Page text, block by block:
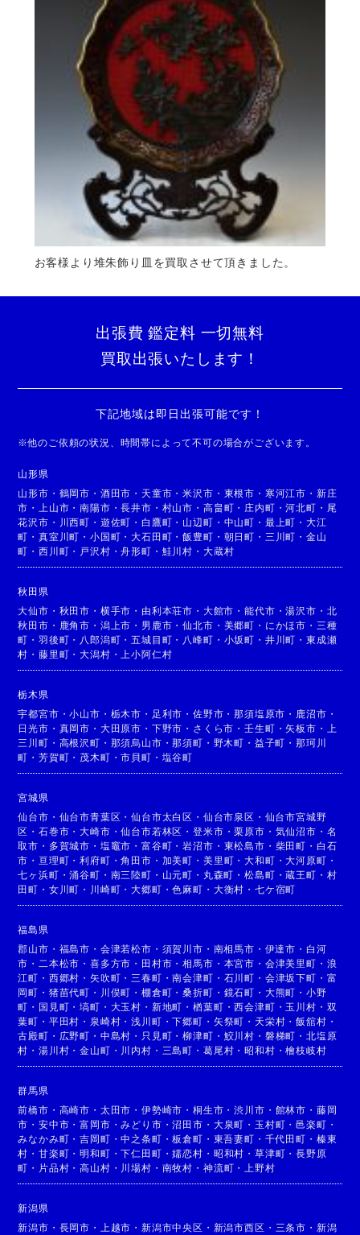
お客様より堆朱飾り皿を買取させて頂きました。
出張費 鑑定料 一切無料
買取出張いたします！
下記地域は即日出張可能です！
※他のご依頼の状況、時間帯によって不可の場合がございます。
山形県
山形市 ・ 鶴岡市 ・ 酒田市 ・ 天童市 ・米沢市 ・ 東根市 ・ 寒河江市 ・ 新庄
市 ・ 上山市 ・南陽市 ・長井市 ・ 村山市 ・ 高畠町 ・ 庄内町 ・河北町 ・ 尾
花沢市 ・ 川西町 ・ 遊佐町 ・ 白鷹町 ・ 山辺町 ・ 中山町 ・ 最上町 ・ 大江
町 ・真室川町 ・小国町 ・大石田町 ・飯豊町 ・ 朝日町 ・ 三川町 ・ 金山
町 ・西川町 ・ 戸沢村 ・舟形町 ・ 鮭川村 ・ 大蔵村
秋田県
大仙市 ・ 秋田市 ・ 横手市 ・ 由利本荘市 ・ 大館市 ・能代市 ・湯沢市 ・ 北
秋田市 ・ 鹿角市 ・ 潟上市 ・ 男鹿市 ・仙北市 ・ 美郷町 ・ にかほ市 ・ 三種
町 ・羽後町 ・ 八郎潟町 ・五城目町 ・ 八峰町 ・ 小坂町 ・ 井川町 ・ 東成瀬
村 ・藤里町 ・大潟村 ・ 上小阿仁村
栃木県
宇都宮市 ・小山市 ・ 栃木市 ・ 足利市 ・佐野市 ・那須塩原市 ・ 鹿沼市 ・
日光市 ・ 真岡市 ・ 大田原市 ・ 下野市 ・ さくら市 ・壬生町 ・矢板市 ・
上
三川町 ・ 高根沢町 ・ 那須烏山市 ・那須町 ・ 野木町 ・ 益子町 ・那珂川
町 ・芳賀町 ・ 茂木町 ・市貝町 ・ 塩谷町
宮城県
仙台市 ・ 仙台市青葉区 ・仙台市太白区 ・ 仙台市泉区 ・ 仙台市宮城野
区 ・石巻市 ・大崎市 ・仙台市若林区 ・登米市 ・栗原市 ・ 気仙沼市 ・ 名
取市 ・ 多賀城市 ・ 塩竈市 ・富谷町 ・岩沼市 ・ 東松島市 ・ 柴田町 ・ 白石
市 ・ 亘理町 ・利府町 ・角田市 ・ 加美町 ・ 美里町 ・大和町 ・大河原町 ・
七ヶ浜町 ・涌谷町 ・ 南三陸町 ・ 山元町 ・ 丸森町 ・松島町 ・蔵王町 ・ 村
田町 ・ 女川町 ・ 川崎町 ・大郷町 ・色麻町 ・ 大衡村 ・ 七ケ宿町
福島県
郡山市 ・ 福島市 ・ 会津若松市 ・ 須賀川市 ・ 南相馬市 ・ 伊達市 ・ 白河
市 ・ 二本松市 ・喜多方市 ・ 田村市 ・相馬市 ・ 本宮市 ・ 会津美里町 ・ 浪
江町 ・ 西郷村 ・矢吹町 ・ 三春町 ・南会津町 ・ 石川町 ・ 会津坂下町 ・ 富
岡町 ・ 猪苗代町 ・ 川俣町 ・棚倉町 ・桑折町 ・ 鏡石町 ・ 大熊町 ・ 小野
町 ・ 国見町 ・塙町 ・ 大玉村 ・ 新地町 ・楢葉町 ・西会津町 ・ 玉川村 ・ 双
葉町 ・ 平田村 ・ 泉崎村 ・浅川町 ・下郷町 ・ 矢祭町 ・ 天栄村 ・飯舘村 ・
古殿町 ・ 広野町 ・ 中島村 ・ 只見町 ・柳津町 ・ 鮫川村 ・ 磐梯町 ・ 北塩原
村 ・湯川村 ・金山町 ・ 川内村 ・ 三島町 ・ 葛尾村 ・昭和村 ・檜枝岐村
群馬県
前橋市 ・ 高崎市 ・ 太田市 ・伊勢崎市 ・桐生市 ・渋川市 ・ 館林市 ・ 藤岡
市 ・安中市 ・富岡市 ・みどり市 ・沼田市 ・ 大泉町 ・ 玉村町 ・邑楽町 ・
みなかみ町 ・吉岡町 ・中之条町 ・板倉町 ・ 東吾妻町 ・ 千代田町 ・ 榛東
村 ・甘楽町 ・明和町 ・下仁田町 ・嬬恋村 ・ 昭和村 ・ 草津町 ・長野原
町 ・ 片品村 ・高山村 ・ 川場村 ・ 南牧村 ・ 神流町 ・ 上野村
新潟県
新潟市 ・ 長岡市 ・ 上越市 ・新潟市中央区 ・ 新潟市西区 ・ 三条市 ・ 新潟